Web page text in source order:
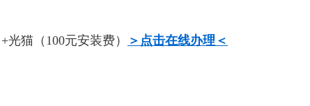
猫（100元安装费）
＞点击在线办理＜